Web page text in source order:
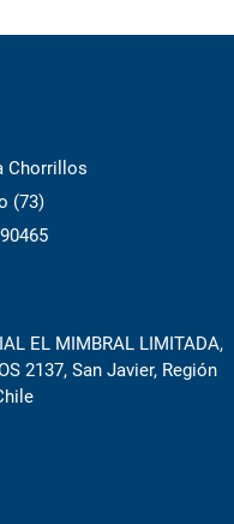
Chorrillos
(73)
EL MIMBRAL LIMITADA,
2137, San Javier, Región